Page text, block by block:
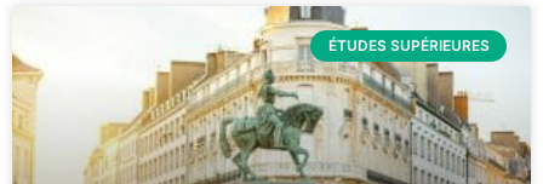
ÉTUDES SUPÉRIEURES